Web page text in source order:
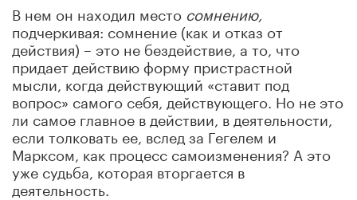
В нем он находил место сомнению,
подчеркивая: сомнение (как и отказ от
действия) – это не бездействие, а то, что
придает действию форму пристрастной
мысли, когда действующий «ставит под
вопрос» самого себя, действующего. Но не это
ли самое главное в действии, в деятельности,
если толковать ее, вслед за Гегелем и
Марксом, как процесс самоизменения? А это
уже судьба, которая вторгается в
деятельность.